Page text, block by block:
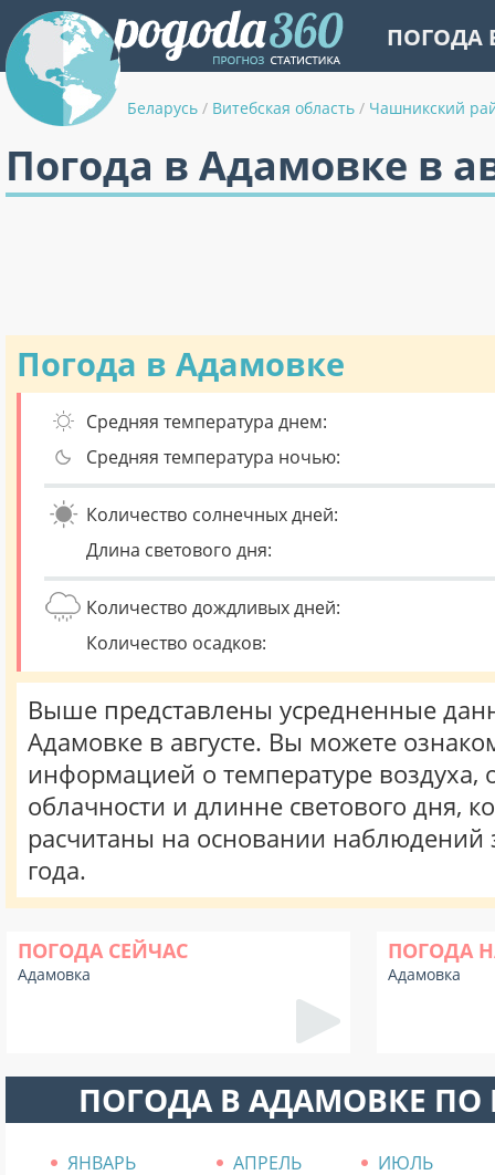
ПОГОДА
Беларусь / Витебская область / Чашникский
Погода в Адамовке в
Погода в Адамовке
Средняя температура днем:
Средняя температура ночью:
Количество солнечных дней:
Длина светового дня:
Количество дождливых дней:
Количество осадков:
Выше представлены усредненные
Адамовке в августе. Вы можете
информацией о температуре воздуха,
облачности и длинне светового дня,
расчитаны на основании наблюдений
года.
ПОГОДА СЕЙЧАС
Адамовка
ПОГОДА
Адамовка
ПОГОДА В АДАМОВКЕ
ЯНВАРЬ АПРЕЛЬ
ИЮЛЬ